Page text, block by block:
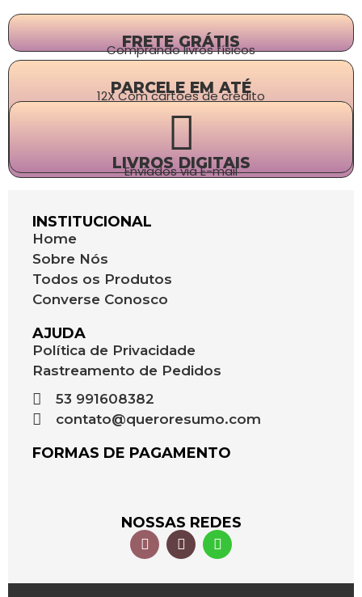
FRETE GRÁTIS
Comprando livros físicos
PARCELE EM ATÉ
12X Com cartões de crédito
LIVROS DIGITAIS
Enviados via E-mail
INSTITUCIONAL
Home
Sobre Nós
Todos os Produtos
Converse Conosco
AJUDA
Política de Privacidade
Rastreamento de Pedidos
53 991608382
contato@queroresumo.com
FORMAS DE PAGAMENTO
NOSSAS REDES